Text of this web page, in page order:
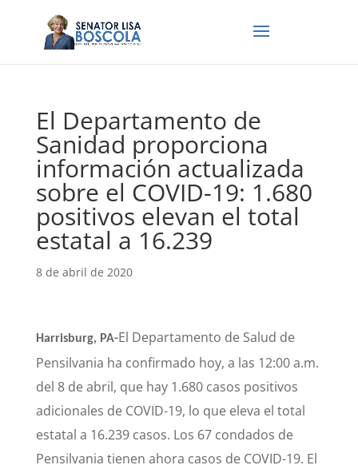
El Departamento de
Sanidad proporciona
información actualizada
sobre el COVID-19: 1.680
positivos elevan el total
estatal a 16.239
8 de abril de 2020
Harrisburg, PA-El Departamento de Salud de
Pensilvania ha confirmado hoy, a las 12:00 a.m.
del 8 de abril, que hay 1.680 casos positivos
adicionales de COVID-19, lo que eleva el total
estatal a 16.239 casos. Los 67 condados de
Pensilvania tienen ahora casos de COVID-19. El